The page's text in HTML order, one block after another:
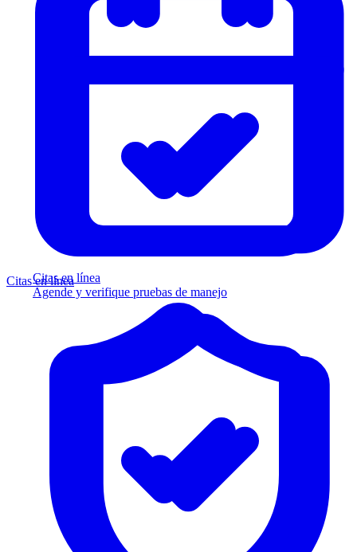
Citas en línea
Agende y verifique pruebas de manejo
Citas en línea